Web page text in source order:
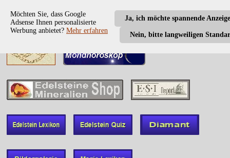
Ja, ich möchte spannende
Nein, bitte langweiligen
Möchten Sie, dass Google
Adsense Ihnen personalisierte
Werbung anbietet? Mehr erfahren